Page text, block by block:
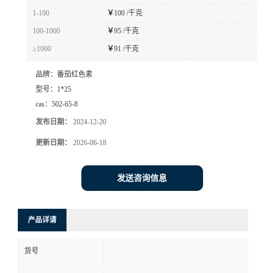
1-100 ￥ 100 /千克
100-1000 ￥95 /千克
≥1000 ￥91 /千克
品牌： 番茄红色素
型号： 1*25
cas： 502-65-8
发布日期： 2024-12-20
更新日期： 2026-06-18
发送咨询信息
产品详请
货号